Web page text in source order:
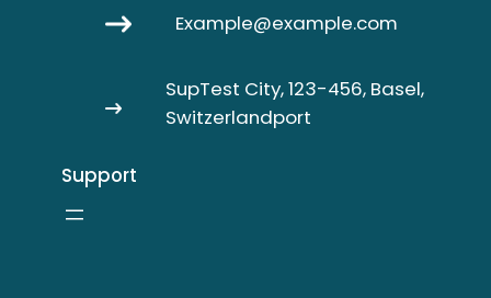
Example@example.com
SupTest City, 123-456, Basel,
Switzerlandport
Support